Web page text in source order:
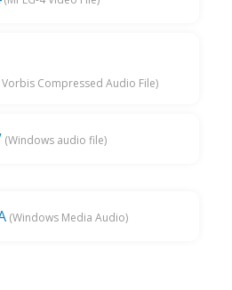
Vorbis Compressed Audio File)
(Windows audio file)
(Windows Media Audio)